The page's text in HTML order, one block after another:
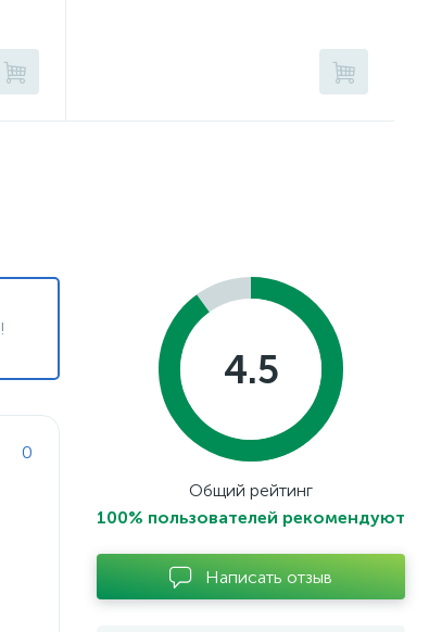
0
4.5
Общий рейтинг
100% пользователей рекомендуют
Написать отзыв